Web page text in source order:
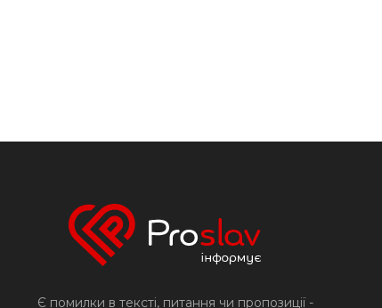
Є помилки в тексті, питання чи пропозиції -